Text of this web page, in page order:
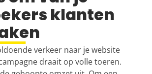
klanten
verkeer naar je website
draait op volle toeren.